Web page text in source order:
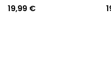
Polaroid-Look
19,99 €